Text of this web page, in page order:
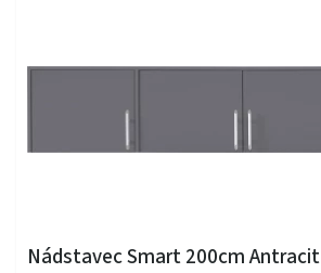
Nádstavec Smart 200cm Antracit